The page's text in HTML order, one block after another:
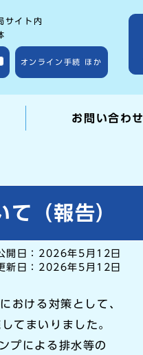
の範囲
サイト内
オンライン手続 ほか
お問い合わせ
（報告）
開日： 2026年5月12日
新日： 2026年5月12日
おける対策として、
てまいりました。
プによる排水等の